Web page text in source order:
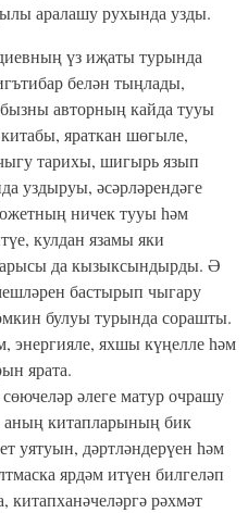
аралашу рухында узды.
үз иҗаты турында
белән тыңлады,
авторның кайда тууы
яраткан шөгыле,
тарихы, шигырь язып
уздыруы, әсәрләрендәге
ничек тууы һәм
кулдан язамы яки
да кызыксындырды. Ә
бастырып чыгару
булуы турында сорашты.
энергияле, яхшы күңелле һәм
ярата.
әлеге матур очрашу
аның китапларының бик
уятуын, дәртләндерүен һәм
ярдәм итүен билгеләп
китапханәчеләргә рәхмәт